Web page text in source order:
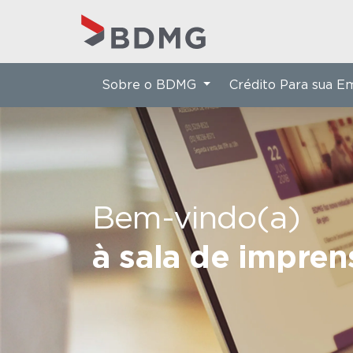
Bem-vindo(a)
à sala de
Sobre o BDMG Crédito Para sua